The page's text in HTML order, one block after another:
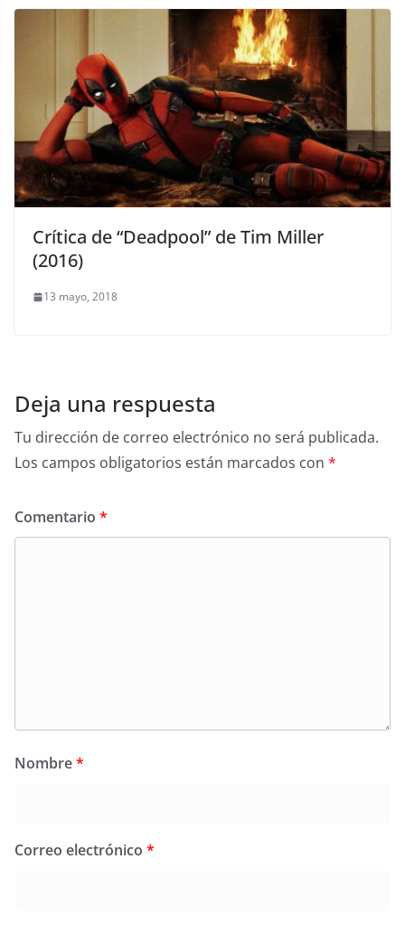
Crítica de “Deadpool” de Tim Miller
(2016)
13 mayo, 2018
Deja una respuesta
Tu dirección de correo electrónico no será publicada.
Los campos obligatorios están marcados con *
Comentario *
Nombre*
Correo electrónico *